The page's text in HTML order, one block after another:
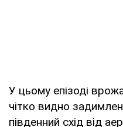
У цьому епізоді
чітко видно
південний схід від